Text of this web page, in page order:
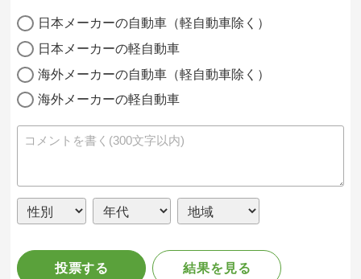
日本メーカーの自動車（軽自動車除く）
日本メーカーの軽自動車
海外メーカーの自動車（軽自動車除く）
海外メーカーの軽自動車
投票する 結果を見る